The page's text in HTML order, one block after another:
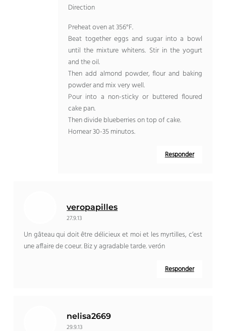
Direction
Preheat oven at 356°F.
Beat together eggs and sugar into a bowl
until the mixture whitens. Stir in the yogurt
and the oil.
Then add almond powder,flour and baking
powder and mix very well.
Pour into a non-sticky or buttered floured
cake pan.
Then divide blueberries on top of cake.
Hornear 30-35 minutos.
Responder
veropapilles
27.9.13
Un gâteau qui doit être délicieux et moi et les myrtilles, c’est
une affaire de coeur. Biz y agradable tarde. verón
Responder
nelisa2669
29.9.13